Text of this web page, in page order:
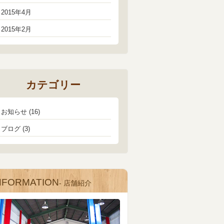
2015年4月
2015年2月
カテゴリー
お知らせ (16)
ブログ (3)
- 店舗紹介